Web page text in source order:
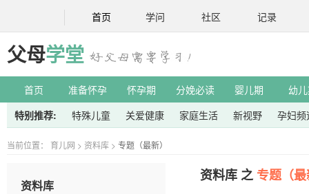
首页 学问 社区 记录
父母学堂
首页 准备怀孕 怀孕期 分娩必读 婴儿期
幼
特别推荐:
特殊儿童 关爱健康 家庭生活 新视野 孕妇频
当前位置： 育儿网 > 资料库 > 专题（最新）
资料库
资料库 之 专题（